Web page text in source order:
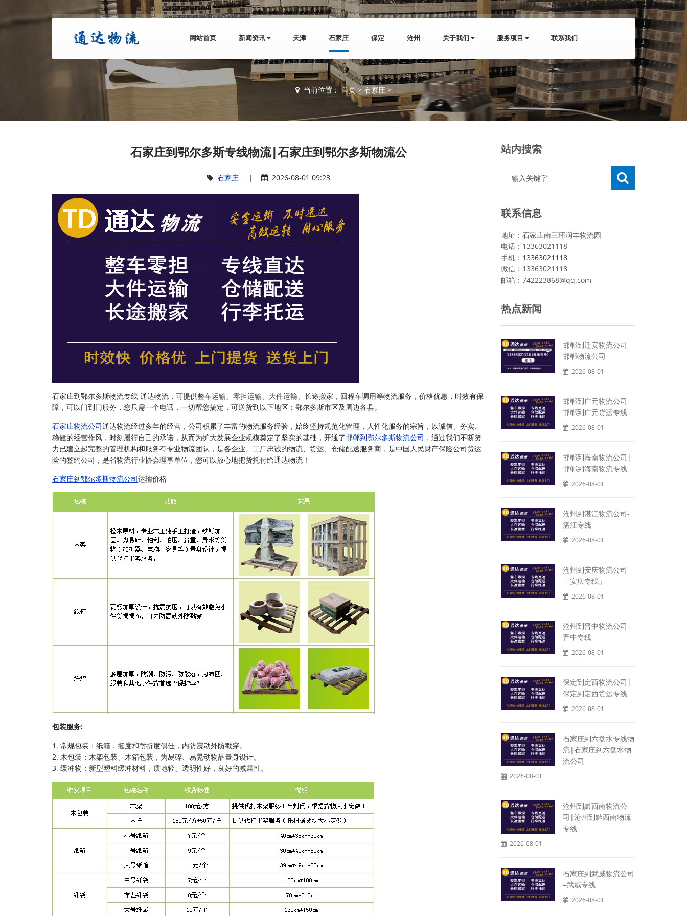
网站首页 新闻资讯 天津 石家庄 保定 沧州 关于我们 服务项目 联系我们
当前位置：首页> 石家庄 >
石家庄到鄂尔多斯专线物流|石家庄到鄂尔多斯物流公
石家庄 | 2026-08-01 09:23
石家庄到鄂尔多斯物流专线 通达物流，可提供整车运输、零担运输、大件运输、长途搬家，回程车调用等物流服务，价格优惠，时效有保
障，可以门到门服务，您只需一个电话，一切帮您搞定，可送货到以下地区：鄂尔多斯市区及周边各县。
石家庄物流公司通达物流经过多年的经营，公司积累了丰富的物流服务经验，始终坚持规范化管理，人性化服务的宗旨，以诚信、务实、
稳健的经营作风，时刻履行自己的承诺，从而为扩大发展企业规模奠定了坚实的基础，开通了邯郸到鄂尔多斯物流公司 ，通过我们不断努
力已建立起完整的管理机构和服务有专业物流团队，是各企业、工厂忠诚的物流、货运、仓储配送服务商，是中国人民财产保险公司货运
险的签约公司，是省物流行业协会理事单位，您可以放心地把货托付给通达物流！
石家庄到鄂尔多斯物流公司运输价格
包装服务:
1. 常规包装：纸箱，挺度和耐折度俱佳，内防震动外防戳穿。
2. 木包装：木架包装、木箱包装，为易碎、易晃动物品量身设计。
3. 缓冲物：新型塑料缓冲材料，质地轻、透明性好，良好的减震性。
站内搜索
联系信息
地址：石家庄南三环润丰物流园
电话：13363021118
手机： 13363021118
微信：13363021118
邮箱：742223868@qq.com
热点新闻
邯郸到迁安物流公司
邯郸物流公司
2026-08-01
邯郸到广元物流公司-
邯郸到广元货运专线
2026-08-01
邯郸到海南物流公司|
邯郸到海南物流专线
2026-08-01
沧州到湛江物流公司-
湛江专线
2026-08-01
沧州到安庆物流公司
「安庆专线」
2026-08-01
沧州到晋中物流公司-
晋中专线
2026-08-01
保定到定西物流公司|
保定到定西货运专线
2026-08-01
石家庄到六盘水专线物
流|石家庄到六盘水物
流公司
2026-08-01
沧州到黔西南物流公
司|沧州到黔西南物流
专线
2026-08-01
石家庄到武威物流公司
=武威专线
2026-08-01